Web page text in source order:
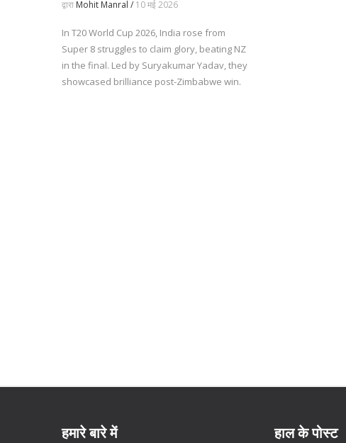
द्वारा Mohit Manral / 10 मई 2026
In T20 World Cup 2026, India rose from
Super 8 struggles to claim glory, beating NZ
in the final. Led by Suryakumar Yadav, they
showcased brilliance post-Zimbabwe win.
हमारे बारे में हाल के पोस्ट